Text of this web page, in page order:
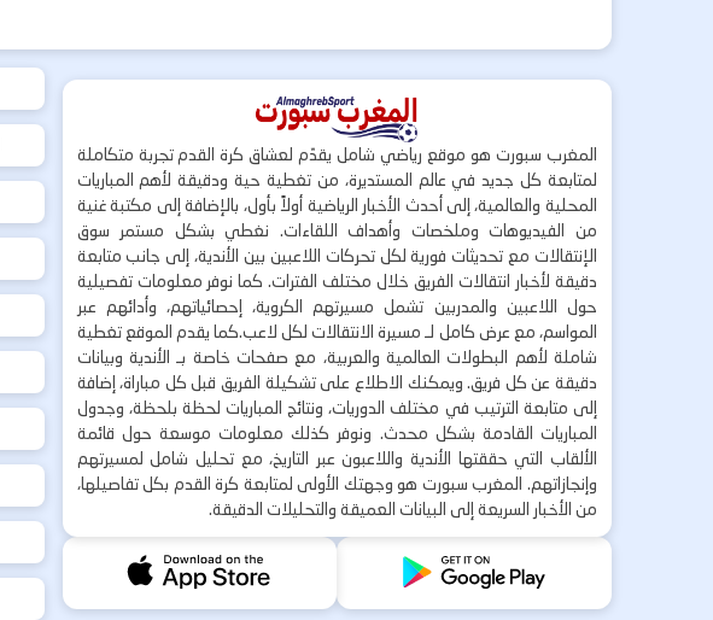
المغرب سبورت هو موقع رياضي شامل يقدّم لعشاق كرة القدم تجربة متكاملة
لمتابعة كل جديد في عالم المستديرة، من تغطية حية ودقيقة لأهم المباريات
المحلية والعالمية، إلى أحدث الأخبار الرياضية أولاً بأول، بالإضافة إلى مكتبة غنية
من الفيديوهات وملخصات وأهداف اللقاءات. نغطي بشكل مستمر سوق
الإنتقالات مع تحديثات فورية لكل تحركات اللاعبين بين الأندية، إلى جانب متابعة
دقيقة لأخبار انتقالات الفريق خلال مختلف الفترات. كما نوفر معلومات تفصيلية
حول اللاعبين والمدربين تشمل مسيرتهم الكروية، إحصائياتهم، وأدائهم عبر
المواسم، مع عرض كامل لـ مسيرة الانتقالات لكل لاعب.كما يقدم الموقع تغطية
شاملة لأهم البطولات العالمية والعربية، مع صفحات خاصة بـ الأندية وبيانات
دقيقة عن كل فريق. ويمكنك الاطلاع على تشكيلة الفريق قبل كل مباراة، إضافة
إلى متابعة الترتيب في مختلف الدوريات، ونتائج المباريات لحظة بلحظة، وجدول
المباريات القادمة بشكل محدث. ونوفر كذلك معلومات موسعة حول قائمة
الألقاب التي حققتها الأندية واللاعبون عبر التاريخ، مع تحليل شامل لمسيرتهم
وإنجازاتهم. المغرب سبورت هو وجهتك الأولى لمتابعة كرة القدم بكل تفاصيلها،
من الأخبار السريعة إلى البيانات العميقة والتحليلات الدقيقة.